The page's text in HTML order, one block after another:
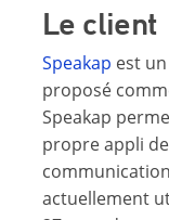
Le client
Speakap est
proposé
Speakap
propre appli
actuellement